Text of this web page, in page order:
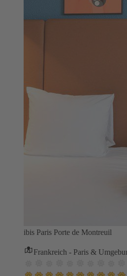
ibis Paris Porte de Montreuil
Frankreich - Paris &